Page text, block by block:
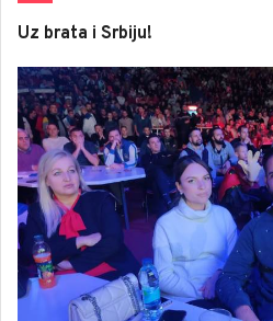
Uz brata i Srbiju!